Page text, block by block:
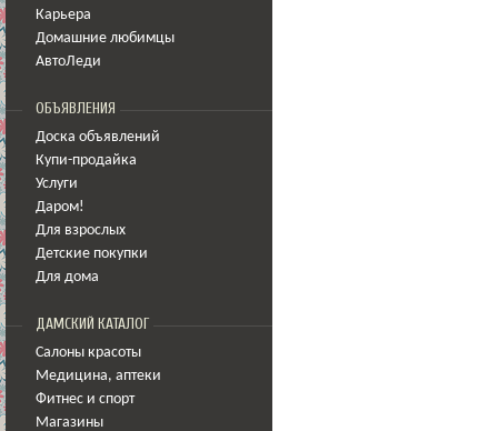
Карьера
Домашние любимцы
АвтоЛеди
ОБЪЯВЛЕНИЯ
Доска объявлений
Купи-продайка
Услуги
Даром!
Для взрослых
Детские покупки
Для дома
ДАМСКИЙ КАТАЛОГ
Салоны красоты
Медицина, аптеки
Фитнес и спорт
Магазины